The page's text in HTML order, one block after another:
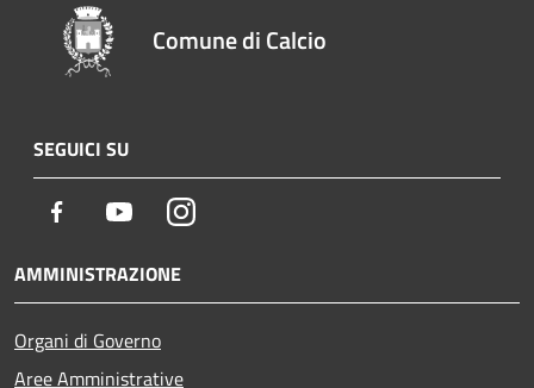
Comune di Calcio
SEGUICI SU
Facebook YoutubeInstagram
AMMINISTRAZIONE
Organi di Governo
Aree Amministrative